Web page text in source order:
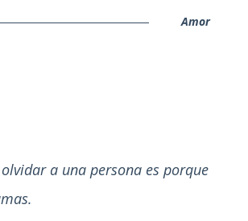
Amor
a una persona es porque